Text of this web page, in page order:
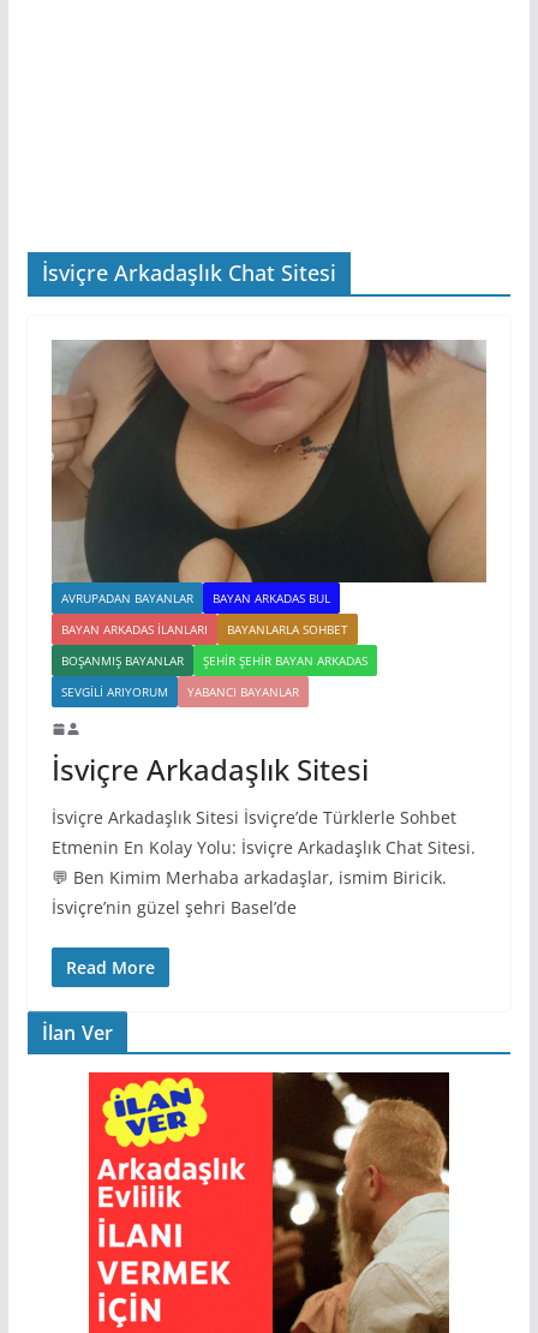
İsviçre Arkadaşlık Chat Sitesi
AVRUPADAN BAYANLAR
BAYAN ARKADAS BUL
BAYAN ARKADAS ILANLARI
BAYANLARLA SOHBET
BOŞANMIŞ BAYANLAR
ŞEHIR ŞEHIR BAYAN ARKADAS
SEVGILI ARIYORUM
YABANCI BAYANLAR
İsviçre Arkadaşlık Sitesi
İsviçre Arkadaşlık Sitesi İsviçre’de Türklerle Sohbet
Etmenin En Kolay Yolu: İsviçre Arkadaşlık Chat Sitesi.
💬 Ben Kimim Merhaba arkadaşlar, ismim Biricik.
İsviçre’nin güzel şehri Basel’de
Read More
İlan Ver